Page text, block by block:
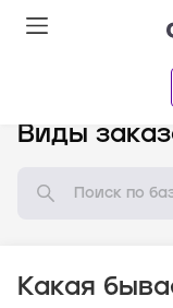
Виды
Какая